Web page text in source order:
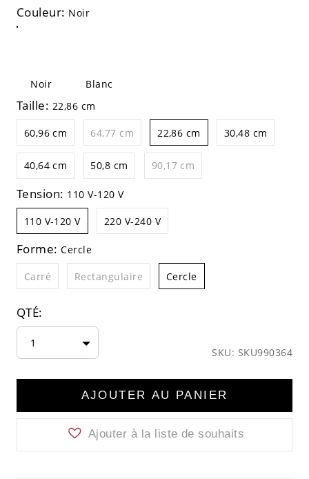
Couleur: Noir
Noir Blanc
Taille: 22,86 cm
60,96 cm 64,77 cm 22,86 cm 30,48 cm
40,64 cm 50,8 cm 90,17 cm
Tension: 110 V-120 V
110 V-120 V 220 V-240 V
Forme:Cercle
Carré Rectangulaire Cercle
QTÉ:
1
SKU: SKU990364
AJOUTER AU PANIER
Ajouter à la liste de souhaits